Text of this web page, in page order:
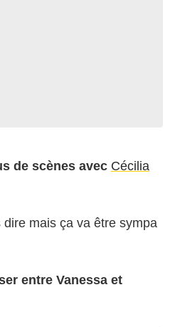
de scènes avec Cécilia
mais ça va être sympa
entre Vanessa et